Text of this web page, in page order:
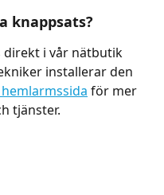
knappsats?
direkt i vår nätbutik
installerar den
för mer
tjänster.